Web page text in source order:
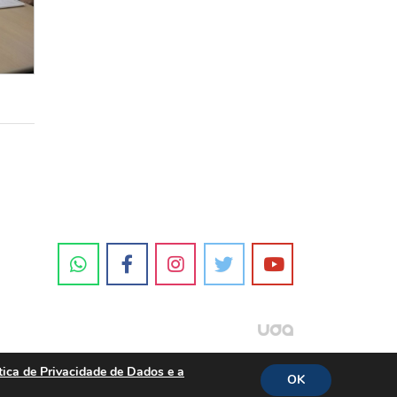
de Privacidade de Dados e a OK